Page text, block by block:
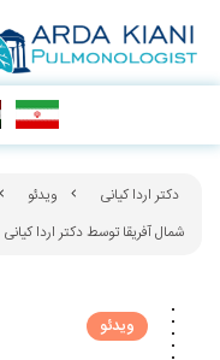
دکتر اردا کیانی ویدئو
شمال آفریقا توسط دکتر اردا کیانی
ویدئو